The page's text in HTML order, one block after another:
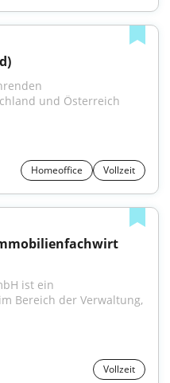
und Österreich
Homeoffice Vollzeit
ist ein
Bereich der Verwaltung,
Vollzeit